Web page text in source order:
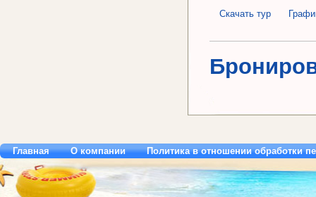
Скачать тур
Главная О компании Политика в отношении обработки